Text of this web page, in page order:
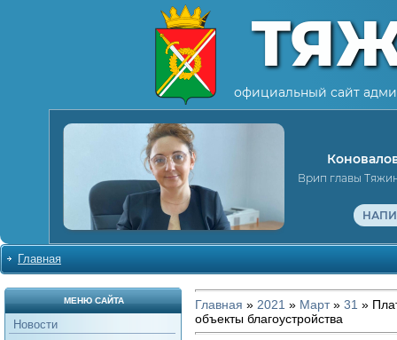
официальный сайт
Врип главы
Главная
МЕНЮ САЙТА
Новости
Главная » 2021 » Март » 31 »
объекты благоустройства